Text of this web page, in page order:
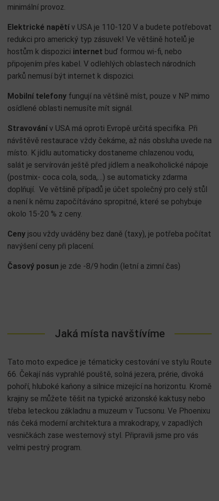
minimální provoz.
Elektrické napětív USA je 110-120 V a budete potřebovat
redukci pro americký typ zásuvek! Ve většině hotelů je
hostům k dispozici internet buď formou wi-fi, nebo
připojením přes kabel. V odlehlých oblastech národních
parků nemusí být internet k dispozici.
Mobilní telefony fungují na většině míst, pouze v NP mimo
osídlené oblasti nemusíte mít signál.
Stravovánív USA má oproti Evropě určitá specifika. Při
návštěvě restaurace vždy čekáme, až nás obsluha uvede na
místo. K jídlu automaticky dostaneme chlazenou vodu,
salát je servírován ještě před jídlem a nealkoholické nápoje
(postmix- coca cola, soda,…) se automaticky zdarma
doplňují. Ve většině případů je účet společný pro celý stůl
a není k němu započítáváno spropitné, které se pohybuje
okolo 15-20 % z ceny.
Ceny jsou vždy uváděny bez daně (taxy), je potřeba počítat
navýšení ceny při placení.
Časový posun je zde -8/9 hodin (letní a zimní čas)
Jaká místa navštívíme
Tato moto expedice je tématicky cestování ve stylu Route
66. Čekají nás vyprahlé pouště, solná jezera, prérie, divoká
pohoří, hluboké kaňony a silnice mizející na horizontu. Kromě
krajiny se můžete těšit na typické arizonské kaktusy nebo
třeba leteckou základnu a muzeum v Tucsonu. Ve Phoenixu
nás čeká moderní architektura a mrakodrapy, v zapadlých
vesničkách zase westernový styl. Připravili jsme pro vás
velmi pestrý program.